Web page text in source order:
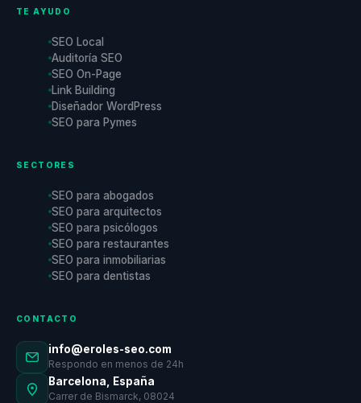
TE AYUDO
SEO Local
Auditoría SEO
SEO On-Page
Link Building
Diseñador WordPress
SEO para Pymes
SECTORES
SEO para abogados
SEO para arquitectos
SEO para psicólogos
SEO para restaurantes
SEO para inmobiliarias
SEO para dentistas
CONTACTO
info@eroles-seo.com
Respondo en menos de 24h
Barcelona, España
Carrer de Bismarck, 08024